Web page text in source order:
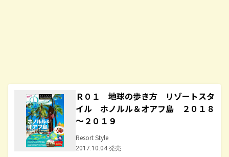
Ｒ０１ 地球の歩き方 リゾートスタ
イル ホノルル＆オアフ島 ２０１８
～２０１９
Resort Style
2017.10.04 発売